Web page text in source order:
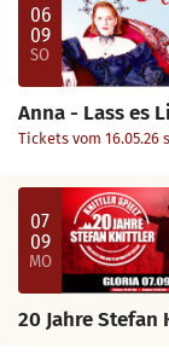
06
09
SO
Tickets vom
07
09
MO
20 Jahre